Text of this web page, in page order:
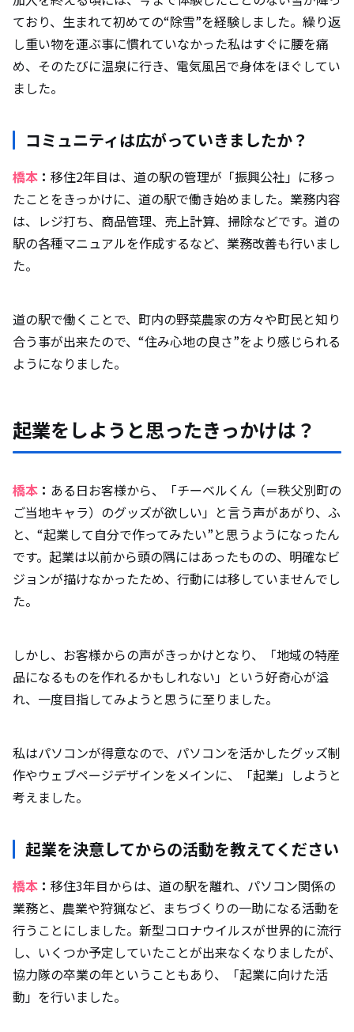
ており、生まれて初めての“除雪”を経験しました。繰り返
し重い物を運ぶ事に慣れていなかった私はすぐに腰を痛
め、そのたびに温泉に行き、電気風呂で身体をほぐしてい
ました。
コミュニティは広がっていきましたか？
橋本 ： 移住2年目は、道の駅の管理が「振興公社」に移っ
たことをきっかけに、道の駅で働き始めました。業務内容
は、レジ打ち、商品管理、売上計算、掃除などです。道の
駅の各種マニュアルを作成するなど、業務改善も行いまし
た。
道の駅で働くことで、町内の野菜農家の方々や町民と知り
合う事が出来たので、“住み心地の良さ”をより感じられる
ようになりました。
起業をしようと思ったきっかけは？
橋本 ： ある日お客様から、「チーベルくん（＝秩父別町の
ご当地キャラ）のグッズが欲しい」と言う声があがり、ふ
と、“起業して自分で作ってみたい”と思うようになったん
です。起業は以前から頭の隅にはあったものの、明確なビ
ジョンが描けなかったため、行動には移していませんでし
た。
しかし、お客様からの声がきっかけとなり、「地域の特産
品になるものを作れるかもしれない」という好奇心が溢
れ、一度目指してみようと思うに至りました。
私はパソコンが得意なので、パソコンを活かしたグッズ制
作やウェブページデザインをメインに、「起業」しようと
考えました。
起業を決意してからの活動を教えてください
橋本 ： 移住3年目からは、道の駅を離れ、パソコン関係の
業務と、農業や狩猟など、まちづくりの一助になる活動を
行うことにしました。新型コロナウイルスが世界的に流行
し、いくつか予定していたことが出来なくなりましたが、
協力隊の卒業の年ということもあり、「起業に向けた活
動」を行いました。